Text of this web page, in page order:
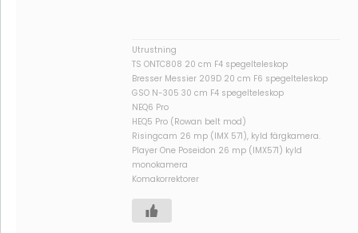
Utrustning
TS ONTC808 20 cm F4 spegelteleskop
Bresser Messier 209D 20 cm F6 spegelteleskop
GSO N-305 30 cm F4 spegelteleskop
NEQ6 Pro
HEQ5 Pro (Rowan belt mod)
Risingcam 26 mp (IMX 571), kyld färgkamera.
Player One Poseidon 26 mp (IMX571) kyld
monokamera
Komakorrektorer